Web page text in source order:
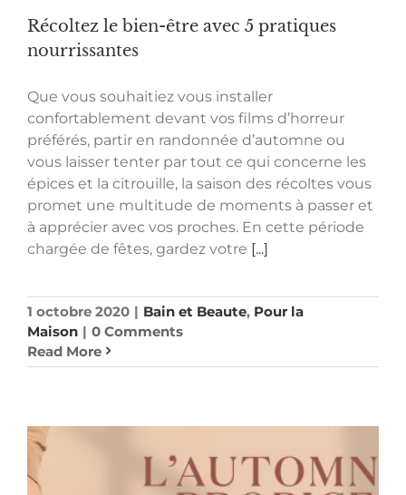
Récoltez le bien-être avec 5 pratiques
nourrissantes
Que vous souhaitiez vous installer
confortablement devant vos films d’horreur
préférés, partir en randonnée d’automne ou
vous laisser tenter par tout ce qui concerne les
épices et la citrouille, la saison des récoltes vous
promet une multitude de moments à passer et
à apprécier avec vos proches. En cette période
chargée de fêtes, gardez votre [...]
1 octobre 2020 | Bain et Beaute, Pour la
Maison | 0 Comments
Read More